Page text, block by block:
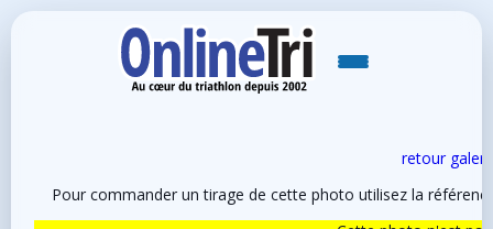
retour
Pour commander un tirage de cette photo utilisez la